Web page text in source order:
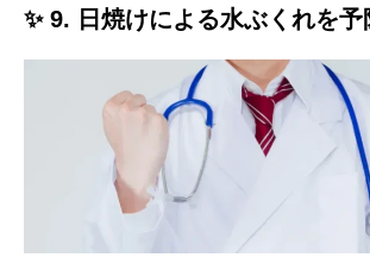
✨ 9. 日焼けによる水ぶくれを